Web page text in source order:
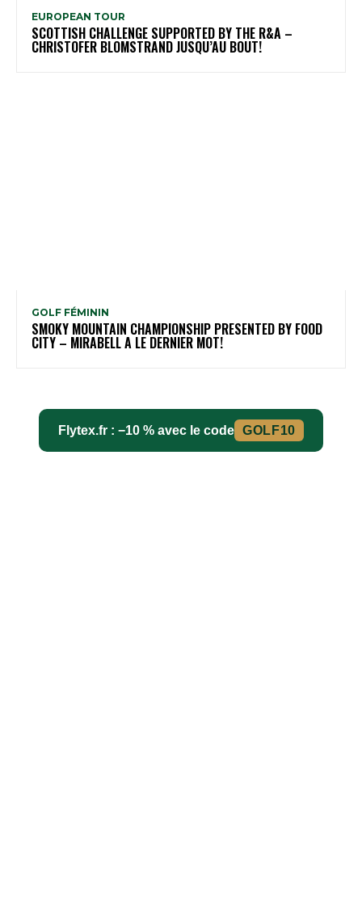
EUROPEAN TOUR
SCOTTISH CHALLENGE SUPPORTED BY THE R&A –
CHRISTOFER BLOMSTRAND JUSQU’AU BOUT!
GOLF FÉMININ
SMOKY MOUNTAIN CHAMPIONSHIP PRESENTED BY FOOD
CITY – MIRABELL A LE DERNIER MOT!
Flytex.fr : −10 % avec le code GOLF10